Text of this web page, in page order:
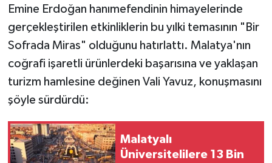
Emine Erdoğan hanımefendinin himayelerinde
gerçekleştirilen etkinliklerin bu yılki temasının "Bir
Sofrada Miras" olduğunu hatırlattı. Malatya'nın
coğrafi işaretli ürünlerdeki başarısına ve yaklaşan
turizm hamlesine değinen Vali Yavuz, konuşmasını
şöyle sürdürdü:
Malatyalı
Üniversitelilere 13 Bin